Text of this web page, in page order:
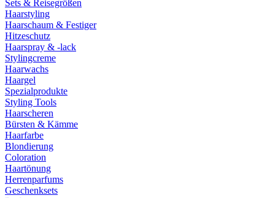
Sets & Reisegrößen
Haarstyling
Haarschaum & Festiger
Hitzeschutz
Haarspray & -lack
Stylingcreme
Haarwachs
Haargel
Spezialprodukte
Styling Tools
Haarscheren
Bürsten & Kämme
Haarfarbe
Blondierung
Coloration
Haartönung
Herrenparfums
Geschenksets